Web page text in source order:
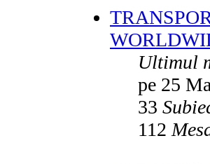
Ultimul
pe 25
33
112